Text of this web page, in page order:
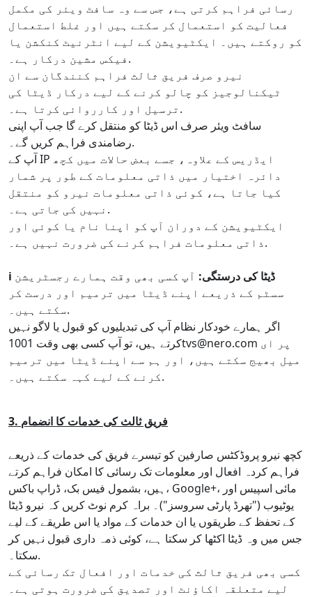
رسائی فراہم کرتی ہے، جس سے وہ سافٹ ویئر کی مکمل
فعالیت کو استعمال کر سکتے ہیں اور غلط استعمال
کو روکتے ہیں۔ ایکٹیویشن کے لیے انٹرنیٹ کنکشن یا
فیکس مشین درکار ہے۔.
نیرو صرف فریق ثالث فراہم کنندگان سے ان
ٹیکنالوجیز کو چالو کرنے کے لیے درکار ڈیٹا کی
ترسیل اور کارروائی کرتا ہے۔.
سافٹ ویئر صرف اس ڈیٹا کو منتقل کرے گا جب آپ اپنی
رضامندی فراہم کریں گے۔.
آپ کے IP ایڈریس کے علاوہ، جسے بعض حالات میں کچھ
دائرہ اختیار میں ذاتی معلومات کے طور پر شمار
کیا جاتا ہے، کوئی ذاتی معلومات نیرو کو منتقل
نہیں کی جاتی ہے۔.
ایکٹیویشن کے دوران آپ کو اپنا نام یا کوئی اور
ذاتی معلومات فراہم کرنے کی ضرورت نہیں ہے۔.
i ڈیٹا کی درستگی: آپ کسی بھی وقت ہمارے رجسٹریشن
سسٹم کے ذریعے اپنے ڈیٹا میں ترمیم اور درست کر
سکتے ہیں۔.
اگر ہمارے خودکار نظام آپ کی تبدیلیوں کو قبول یا لاگو نہیں
کرتے ہیں، تو آپ کسی بھی وقت 1001tvs@nero.com پر ای
میل بھیج سکتے ہیں، اور ہم سے اپنے ڈیٹا میں ترمیم
کرنے کے لیے کہہ سکتے ہیں۔.
3. فریق ثالث کی خدمات کا انضمام
کچھ نیرو پروڈکٹس صارفین کو تیسرے فریق کی خدمات کے ذریعے
فراہم کردہ افعال اور معلومات تک رسائی کا امکان فراہم کرتے
ہیں، بشمول فیس بک، ڈراپ باکس، Google+، مائی اسپیس اور
یوٹیوب ("تھرڈ پارٹی سروسز")۔ براہ کرم نوٹ کریں کہ نیرو ڈیٹا
کے تحفظ کے طریقوں یا ان خدمات کے مواد یا اس طریقے کے لیے
جس میں وہ ڈیٹا اکٹھا کر سکتا ہے، کوئی ذمہ داری قبول نہیں کر
سکتا۔.
کسی بھی فریق ثالث کی خدمات اور افعال تک رسائی کے
لیے متعلقہ اکاؤنٹ اور تصدیق کی ضرورت ہوتی ہے۔